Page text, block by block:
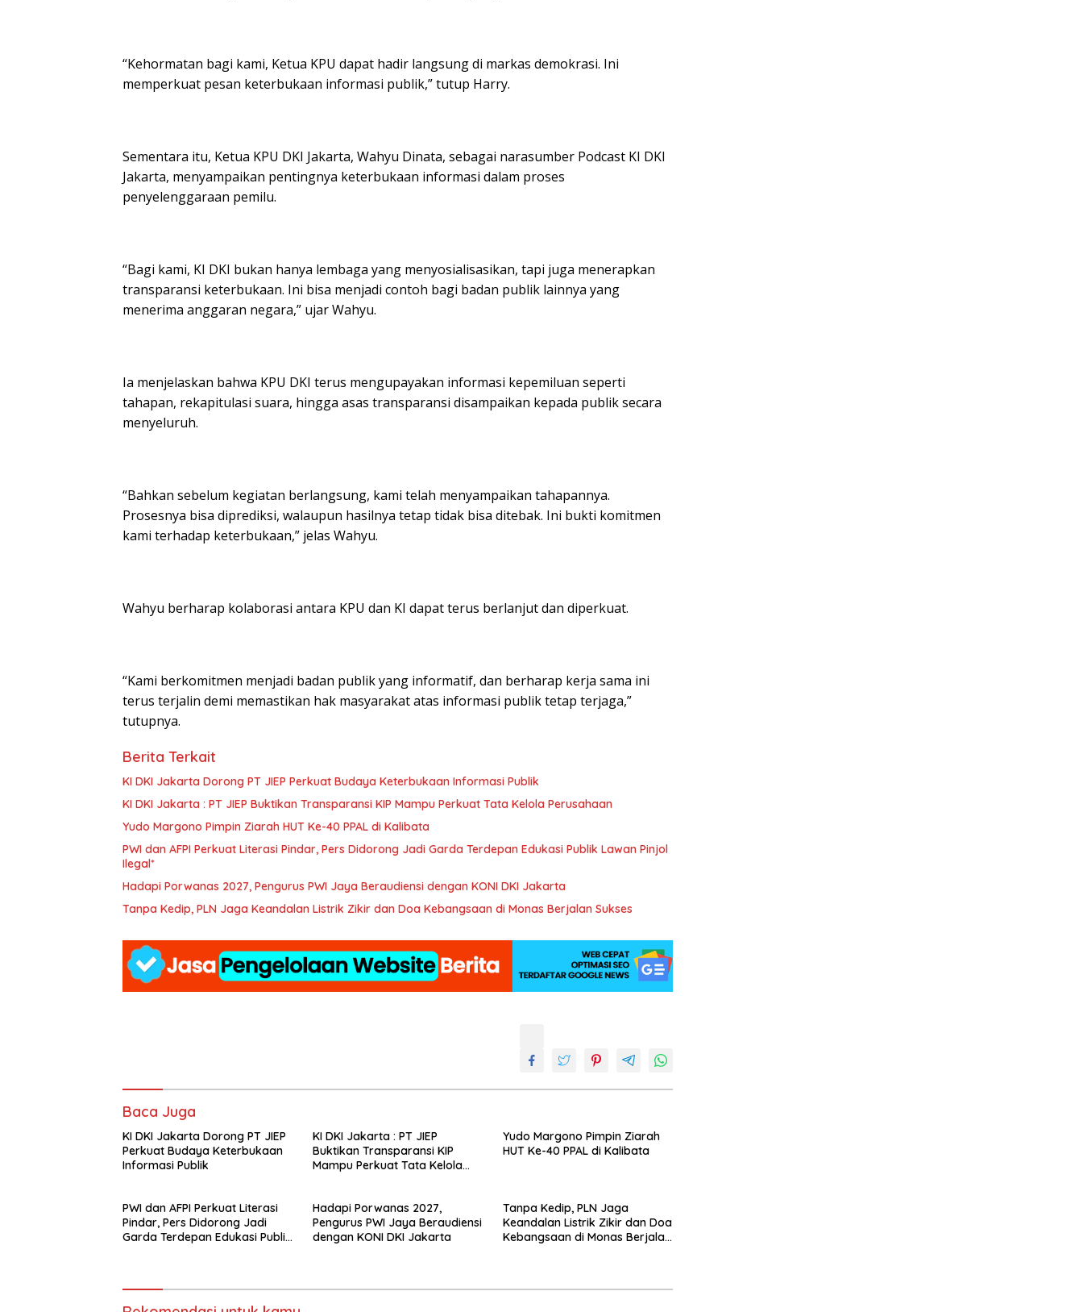
“Kehormatan bagi kami, Ketua KPU dapat hadir langsung di markas demokrasi. Ini
memperkuat pesan keterbukaan informasi publik,” tutup Harry.
Sementara itu, Ketua KPU DKI Jakarta, Wahyu Dinata, sebagai narasumber Podcast KI DKI
Jakarta, menyampaikan pentingnya keterbukaan informasi dalam proses
penyelenggaraan pemilu.
“Bagi kami, KI DKI bukan hanya lembaga yang menyosialisasikan, tapi juga menerapkan
transparansi keterbukaan. Ini bisa menjadi contoh bagi badan publik lainnya yang
menerima anggaran negara,” ujar Wahyu.
Ia menjelaskan bahwa KPU DKI terus mengupayakan informasi kepemiluan seperti
tahapan, rekapitulasi suara, hingga asas transparansi disampaikan kepada publik secara
menyeluruh.
“Bahkan sebelum kegiatan berlangsung, kami telah menyampaikan tahapannya.
Prosesnya bisa diprediksi, walaupun hasilnya tetap tidak bisa ditebak. Ini bukti komitmen
kami terhadap keterbukaan,” jelas Wahyu.
Wahyu berharap kolaborasi antara KPU dan KI dapat terus berlanjut dan diperkuat.
“Kami berkomitmen menjadi badan publik yang informatif, dan berharap kerja sama ini
terus terjalin demi memastikan hak masyarakat atas informasi publik tetap terjaga,”
tutupnya.
Berita Terkait
KI DKI Jakarta Dorong PT JIEP Perkuat Budaya Keterbukaan Informasi Publik
KI DKI Jakarta : PT JIEP Buktikan Transparansi KIP Mampu Perkuat Tata Kelola Perusahaan
Yudo Margono Pimpin Ziarah HUT Ke-40 PPAL di Kalibata
PWI dan AFPI Perkuat Literasi Pindar, Pers Didorong Jadi Garda Terdepan Edukasi Publik Lawan Pinjol
Ilegal*
Hadapi Porwanas 2027, Pengurus PWI Jaya Beraudiensi dengan KONI DKI Jakarta
Tanpa Kedip, PLN Jaga Keandalan Listrik Zikir dan Doa Kebangsaan di Monas Berjalan Sukses
Baca Juga
KI DKI Jakarta Dorong PT JIEP
Perkuat Budaya Keterbukaan
Informasi Publik
KI DKI Jakarta : PT JIEP
Buktikan Transparansi KIP
Mampu Perkuat Tata Kelola
Yudo Margono Pimpin Ziarah
HUT Ke-40 PPAL di Kalibata
PWI dan AFPI Perkuat Literasi
Pindar, Pers Didorong Jadi
Garda Terdepan Edukasi Publik
Hadapi Porwanas 2027,
Pengurus PWI Jaya Beraudiensi
dengan KONI DKI Jakarta
Tanpa Kedip, PLN Jaga
Keandalan Listrik Zikir dan Doa
Kebangsaan di Monas Berjalan